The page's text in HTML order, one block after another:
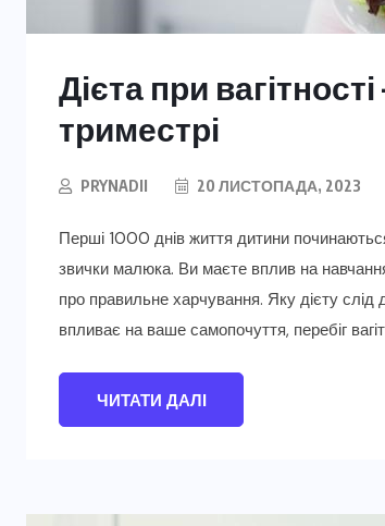
Дієта при
триместрі
PRYNADII 20 ЛИСТОПАДА, 2023
Перші 1000 днів життя дитини
звички малюка. Ви маєте вплив на
про правильне харчування. Яку дієту слід
впливає на ваше самопочуття, перебіг
ЧИТАТИ ДАЛІ